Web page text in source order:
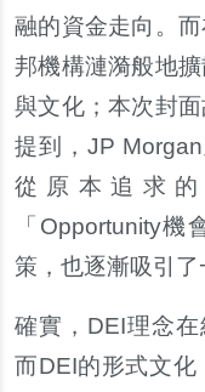
融的資金走向。
邦機構漣漪般地
與文化；本次封
提到，JP
從原本追求
「Opportunity
策，也逐漸吸引了
確實，DEI理念
而DEI的形式文化